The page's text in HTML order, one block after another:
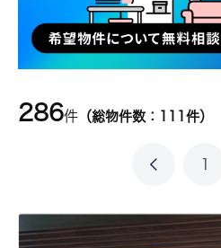
お問い合わせ
602 6階
お問い合わせ
286件 （総物件数：111件）
1